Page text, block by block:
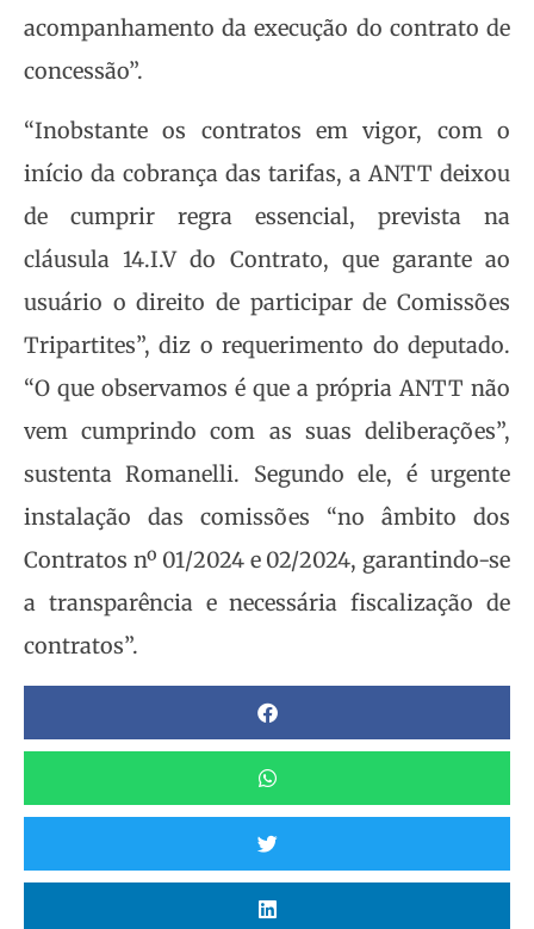
acompanhamento da execução do contrato de
concessão”.
“Inobstante os contratos em vigor, com o
início da cobrança das tarifas, a ANTT deixou
de cumprir regra essencial, prevista na
cláusula 14.I.V do Contrato, que garante ao
usuário o direito de participar de Comissões
Tripartites”, diz o requerimento do deputado.
“O que observamos é que a própria ANTT não
vem cumprindo com as suas deliberações”,
sustenta Romanelli. Segundo ele, é urgente
instalação das comissões “no âmbito dos
Contratos nº 01/2024 e 02/2024, garantindo-se
a transparência e necessária fiscalização de
contratos”.